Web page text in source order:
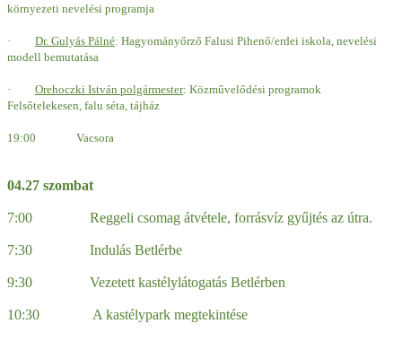
környezeti nevelési programja
· Dr. Gulyás Pálné: Hagyományőrző Falusi Pihenő/erdei iskola, nevelési
modell bemutatása
· Orehoczki István polgármester: Közművelődési programok
Felsőtelekesen, falu séta, tájház
19:00 Vacsora
04.27 szombat
7:00 Reggeli csomag átvétele, forrásvíz gyűjtés az útra.
7:30 Indulás Betlérbe
9:30 Vezetett kastélylátogatás Betlérben
10:30 A kastélypark megtekintése